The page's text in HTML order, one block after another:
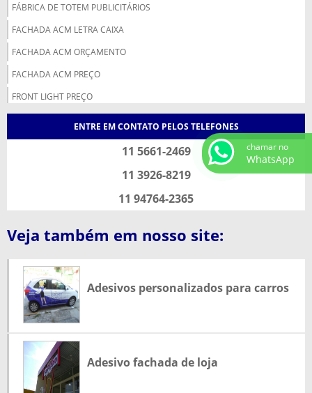
FÁBRICA DE TOTEM PUBLICITÁRIOS
FACHADA ACM LETRA CAIXA
FACHADA ACM ORÇAMENTO
FACHADA ACM PREÇO
FRONT LIGHT PREÇO
IMPRESSÃO DIGITAL ADESIVO
LUMINOSO PARA FACHADA
MANUTENÇÃO DE LUMINOSOS
ORÇAMENTO FACHADA EM ACM
PREÇO DE LETRA CAIXA COM LED
PREÇO DE LETRA CAIXA GALVANIZADA
PREÇO DE LETRA CAIXA PARA FACHADA
PREÇO PLACA DE SINALIZAÇÃO
ENTRE EM CONTATO PELOS TELEFONES
11 5661-2469
11 3926-8219
11 94764-2365
Veja também em nosso site:
Adesivos personalizados para carros
Adesivo fachada de loja
chamar no
WhatsApp